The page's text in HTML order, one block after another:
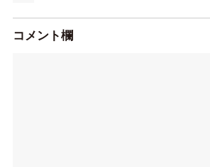
コメント欄